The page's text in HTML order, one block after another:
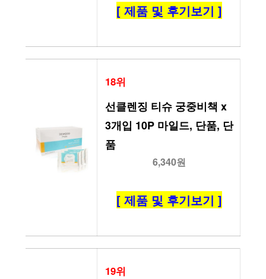
[ 제품 및 후기보기 ]
18위
선클렌징 티슈 궁중비책 x
3개입 10P 마일드, 단품, 단
품
6,340원
[ 제품 및 후기보기 ]
19위